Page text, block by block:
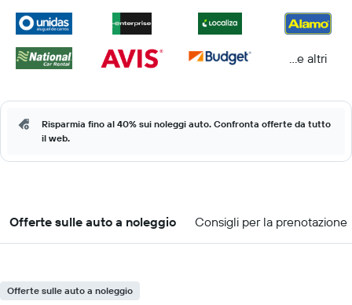
...e altri
Risparmia fino al 40% sui noleggi auto. Confronta offerte da tutto
il web.
Offerte sulle auto a noleggio Consigli per la prenotazione
Offerte sulle auto a noleggio